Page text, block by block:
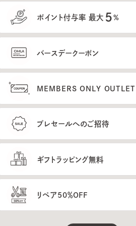
ポイント付与率 最大 %
バースデークーポン
MEMBERS ONLY OUTLETのご
プレセールへのご招待
ギフトラッピング無料
リペア50％OFF